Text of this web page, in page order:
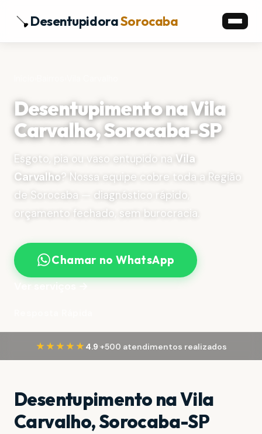
DesentupidoraSorocaba
Desentupimento na Vila
Carvalho, Sorocaba-SP
Esgoto, pia ou vaso entupido na Vila
Carvalho? Nossa equipe cobre toda a Região
de Sorocaba — diagnóstico rápido,
orçamento fechado, sem burocracia.
Chamar no WhatsApp
Ver serviços →
★★★★★ 4.9·+500 atendimentos realizados
Desentupimento na Vila
Carvalho, Sorocaba-SP